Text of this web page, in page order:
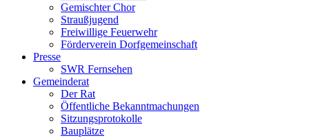
Gemischter Chor
Straußjugend
Freiwillige Feuerwehr
Förderverein Dorfgemeinschaft
Presse
SWR Fernsehen
Gemeinderat
Der Rat
Öffentliche Bekanntmachungen
Sitzungsprotokolle
Bauplätze